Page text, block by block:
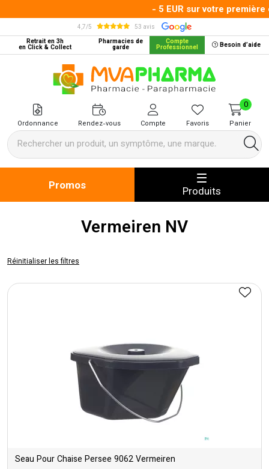
- 5 EUR sur votre première
4,7/5
53 avis
Retrait en 3h
en Click & Collect
Pharmacies de
garde
Compte
Professionnel Besoin d’aide
MVA Pharma Votre pharmacie
Ordonnance Rendez-vous Compte Favoris Panier
0
Promos Produits
Vermeiren NV
Réinitialiser les filtres
Seau Pour Chaise Persee 9062 Vermeiren